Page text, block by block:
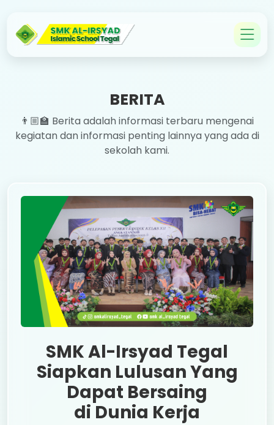
BERITA
👨🏼‍🏫 Berita adalah informasi terbaru mengenai
kegiatan dan informasi penting lainnya yang ada di
sekolah kami.
SMK Al-Irsyad Tegal
Siapkan Lulusan Yang
Dapat Bersaing
di Dunia Kerja